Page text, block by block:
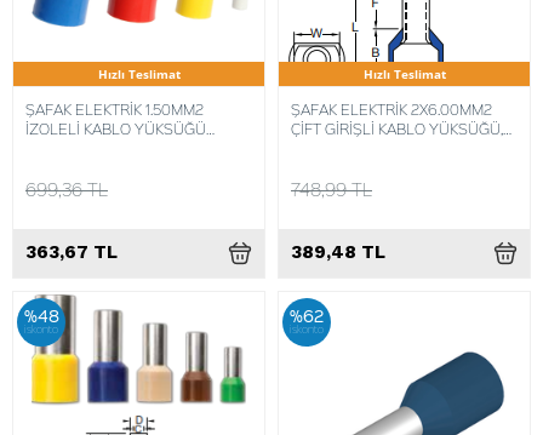
Hızlı Teslimat
ŞAFAK ELEKTRİK 1.50MM2
İZOLELİ KABLO YÜKSÜĞÜ
699,36 TL
363,67 TL
Hızlı Teslimat
ŞAFAK ELEKTRİK 2X6.00MM2
ÇİFT GİRİŞLİ KABLO YÜKSÜĞÜ,
748,99 TL
389,48 TL
%48
iskonto
%62
iskonto